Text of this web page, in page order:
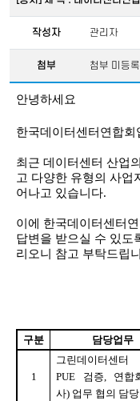
작성자 관리자
첨부 첨부 미등록
안녕하세요
한국데이터센터연합회
최근 데이터센터 산업
고 다양한 유형의 사업
어나고 있습니다.
이에 한국데이터센터
답변을 받으실 수 있도
리오니 참고 부탁드립
구분 담당업무
1
그린데이터센
PUE 검증, 연합
사) 업무 협의 담당